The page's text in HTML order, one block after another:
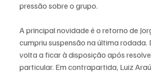
pressão sobre o grupo.
A principal novidade é o retorno de
cumpriu suspensão na última rodada.
volta a ficar à disposição após
particular. Em contrapartida, Luiz